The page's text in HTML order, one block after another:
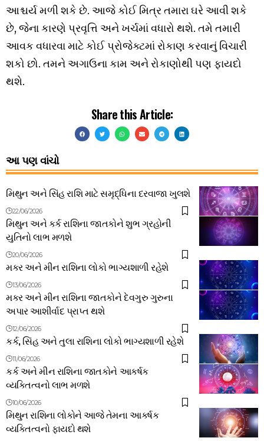
આશ્ચર્ય મળી શકે છે. આજે કોઈ મિત્ર તમારા ઘરે આવી શકે
છે, જેના કારણે પ્રવૃત્તિ અને ખર્ચમાં વધારો થશે. તમે તમારી
આવક વધારવા માટે કોઈ પ્રોજેક્ટમાં રોકાણ કરવાનું વિચારી
શકો છો. તમને અગાઉના કામ અને રોકાણોથી પણ ફાયદો
થશે.
Share this Article:
આ પણ વાંચો
મિથુન અને સિંહ રાશિ માટે સમૃદ્ધિના દરવાજા ખુલશે
22/06/2026
મિથુન અને કર્ક રાશિના જાતકોને શુભ ગ્રહોની
યુતિનો લાભ મળશે
20/06/2026
મકર અને મીન રાશિના લોકો ભાગ્યશાળી રહેશે
13/06/2026
મકર અને મીન રાશિના જાતકોને દેવગુરુ ગુરુના
અપાર આશીર્વાદ પ્રાપ્ત થશે
12/06/2026
કર્ક, સિંહ અને તુલા રાશિના લોકો ભાગ્યશાળી રહેશે
11/06/2026
કર્ક અને મીન રાશિના જાતકોને આકર્ષક
વ્યક્તિત્વનો લાભ મળશે
10/06/2026
મિથુન રાશિના લોકોને આજે તેમના આકર્ષક
વ્યક્તિત્વનો ફાયદો થશે